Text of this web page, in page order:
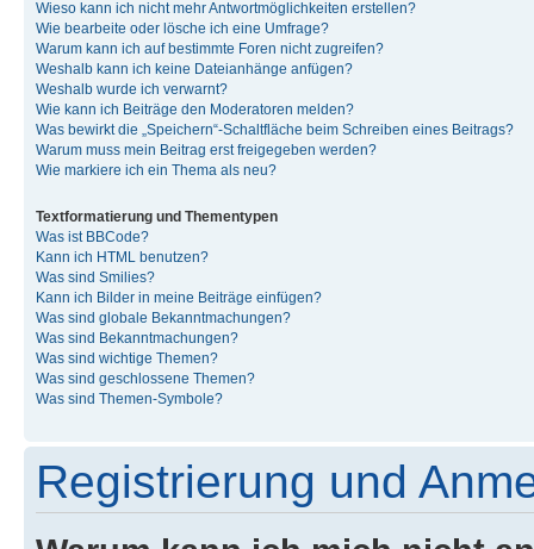
Wieso kann ich nicht mehr Antwortmöglichkeiten erstellen?
Wie bearbeite oder lösche ich eine Umfrage?
Warum kann ich auf bestimmte Foren nicht zugreifen?
Weshalb kann ich keine Dateianhänge anfügen?
Weshalb wurde ich verwarnt?
Wie kann ich Beiträge den Moderatoren melden?
Was bewirkt die „Speichern“-Schaltfläche beim Schreiben eines Beitrags?
Warum muss mein Beitrag erst freigegeben werden?
Wie markiere ich ein Thema als neu?
Textformatierung und Thementypen
Was ist BBCode?
Kann ich HTML benutzen?
Was sind Smilies?
Kann ich Bilder in meine Beiträge einfügen?
Was sind globale Bekanntmachungen?
Was sind Bekanntmachungen?
Was sind wichtige Themen?
Was sind geschlossene Themen?
Was sind Themen-Symbole?
Registrierung und